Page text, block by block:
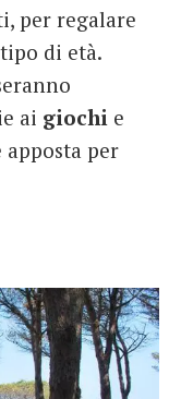
per regalare
di età.
ai giochi e
per